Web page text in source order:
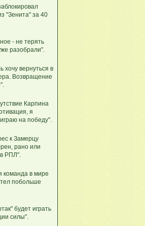
"Зенита" за 40
- не терять
разобрали".
вернуться в
Возвращение
Карпина
я
на победу".
к Замерцу
рано или
в РПЛ".
команда в мире
побольше
будет играть
силы".